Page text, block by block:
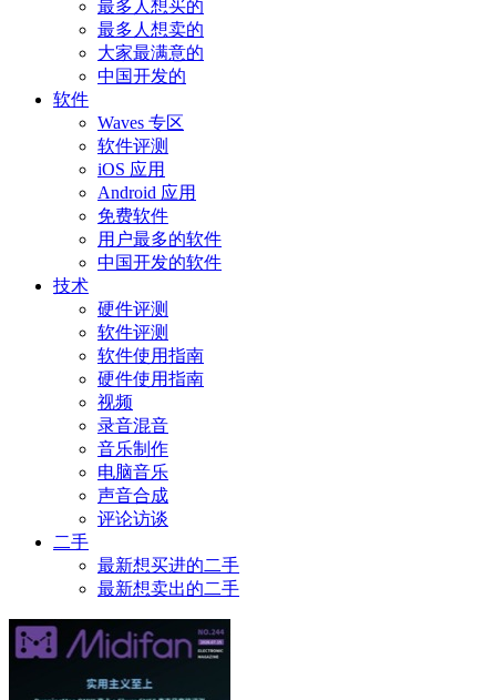
最多人想买的
最多人想卖的
大家最满意的
中国开发的
软件
Waves 专区
软件评测
iOS 应用
Android 应用
免费软件
用户最多的软件
中国开发的软件
技术
硬件评测
软件评测
软件使用指南
硬件使用指南
视频
录音混音
音乐制作
电脑音乐
声音合成
评论访谈
二手
最新想买进的二手
最新想卖出的二手